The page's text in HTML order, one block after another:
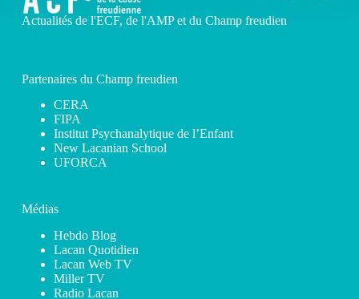
Actualités de l'ECF, de l'AMP et du Champ freudien
Partenaires du Champ freudien
CERA
FIPA
Institut Psychanalytique de l’Enfant
New Lacanian School
UFORCA
Médias
Hebdo Blog
Lacan Quotidien
Lacan Web TV
Miller TV
Radio Lacan